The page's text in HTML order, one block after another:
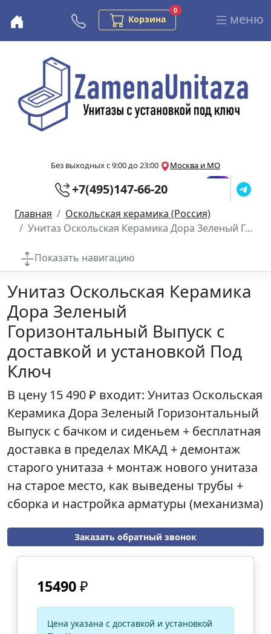
Перейти к основному содержанию
Бесплатная консультация
Корзина
0Заказов в корзине
меню
Без выходных с 9:00 до 23:00 Москва и МО
+7(495)147-66-20
Главная
Оскольская керамика (Россия)
Унитаз Оскольская Керамика Дора Зеленый Горизонтальный Выпуск
Показать навигацию
Унитаз Оскольская Керамика
Дора Зеленый
Горизонтальный Выпуск с
доставкой и установкой Под
Ключ
В цену 15 490 ₽ входит: Унитаз Оскольская
Керамика Дора Зеленый Горизонтальный
Выпуск с бачком и сиденьем + бесплатная
доставка в пределах МКАД + демонтаж
старого унитаза + монтаж нового унитаза
на старое место, как выведены трубы +
сборка и настройка арматуры (механизма)
Заказать обратный звонок
15490₽
Цена указана с доставкой и установкой